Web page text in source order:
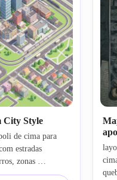
City Style
de cima para
estradas
zonas
comercial, laços